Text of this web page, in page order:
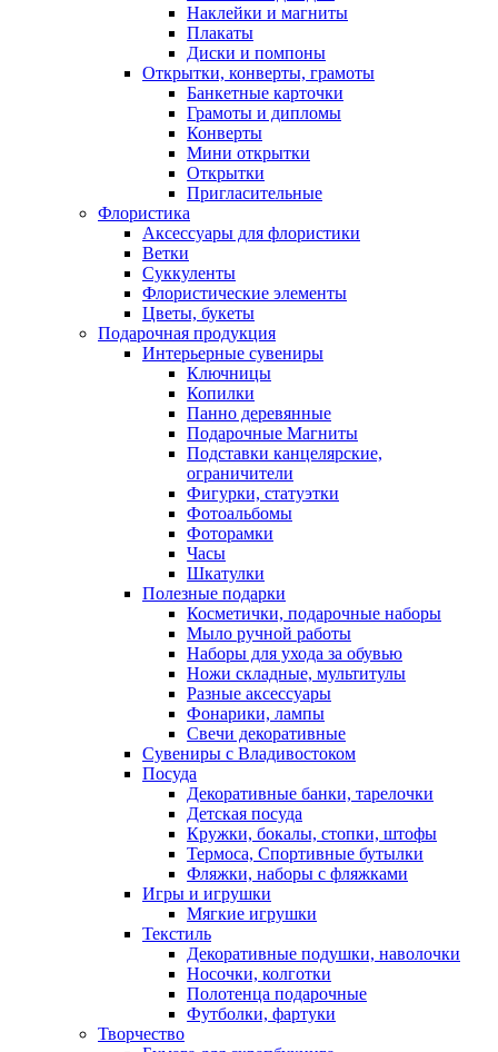
Наклейки и магниты
Плакаты
Диски и помпоны
Открытки, конверты, грамоты
Банкетные карточки
Грамоты и дипломы
Конверты
Мини открытки
Открытки
Пригласительные
Флористика
Аксессуары для флористики
Ветки
Суккуленты
Флористические элементы
Цветы, букеты
Подарочная продукция
Интерьерные сувениры
Ключницы
Копилки
Панно деревянные
Подарочные Магниты
Подставки канцелярские,
ограничители
Фигурки, статуэтки
Фотоальбомы
Фоторамки
Часы
Шкатулки
Полезные подарки
Косметички, подарочные наборы
Мыло ручной работы
Наборы для ухода за обувью
Ножи складные, мультитулы
Разные аксессуары
Фонарики, лампы
Свечи декоративные
Сувениры с Владивостоком
Посуда
Декоративные банки, тарелочки
Детская посуда
Кружки, бокалы, стопки, штофы
Термоса, Спортивные бутылки
Фляжки, наборы с фляжками
Игры и игрушки
Мягкие игрушки
Текстиль
Декоративные подушки, наволочки
Носочки, колготки
Полотенца подарочные
Футболки, фартуки
Творчество